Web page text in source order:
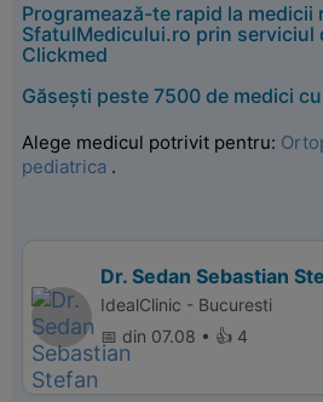
Programează-te rapid la medicii
SfatulMedicului.ro prin serviciul
Clickmed
Găsești peste 7500 de medici
Alege medicul potrivit pentru:
pediatrica .
Dr. Sedan Sebastian
IdealClinic - Bucuresti
📅 din 07.08 • 👍 4